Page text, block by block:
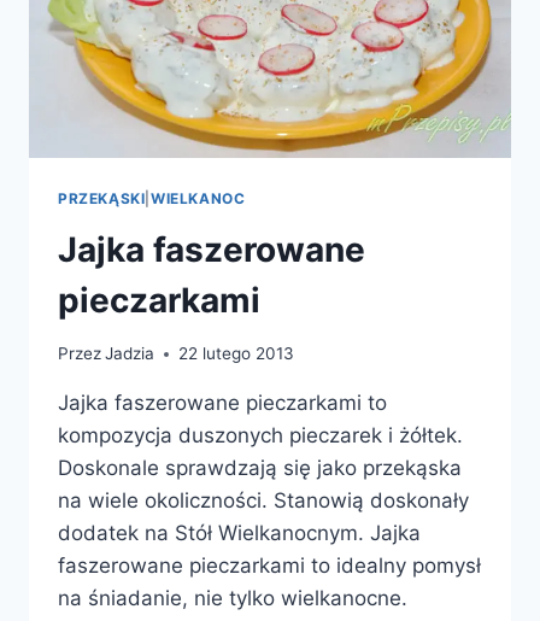
PRZEKĄSKI WIELKANOC
Jajka faszerowane
pieczarkami
PrzezJadzia 22 lutego 2013
Jajka faszerowane pieczarkami to
kompozycja duszonych pieczarek i żółtek.
Doskonale sprawdzają się jako przekąska
na wiele okoliczności. Stanowią doskonały
dodatek na Stół Wielkanocnym. Jajka
faszerowane pieczarkami to idealny pomysł
na śniadanie, nie tylko wielkanocne.